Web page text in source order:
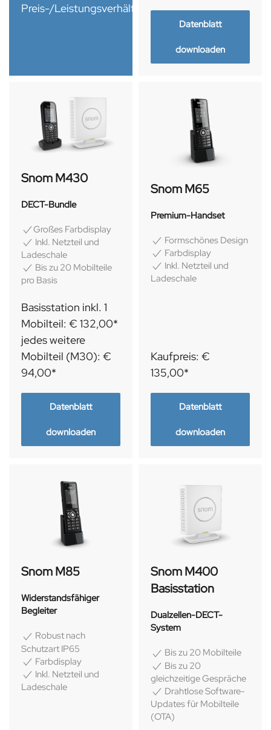
Preis-/Leistungsverhältnis.
Datenblatt
downloaden
Snom M430
DECT-Bundle
Großes Farbdisplay
Inkl. Netzteil und
Ladeschale
Bis zu 20 Mobilteile
pro Basis
Basisstation inkl. 1
Mobilteil: € 132,00*
jedes weitere
Mobilteil (M30): €
94,00*
Datenblatt
downloaden
Snom M65
Premium-Handset
Formschönes Design
Farbdisplay
Inkl. Netzteil und
Ladeschale
Kaufpreis: €
135,00*
Datenblatt
downloaden
Snom M85
Widerstandsfähiger
Begleiter
Robust nach
Schutzart IP65
Farbdisplay
Inkl. Netzteil und
Ladeschale
Snom M400
Basisstation
Dualzellen-DECT-
System
Bis zu 20 Mobilteile
Bis zu 20
gleichzeitige Gespräche
Drahtlose Software-
Updates für Mobilteile
(OTA)